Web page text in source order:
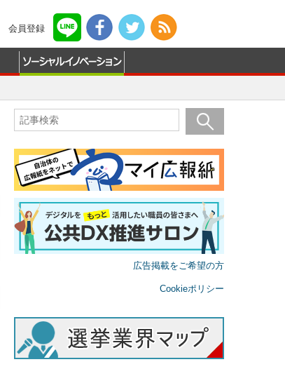
会員登録
広告掲載をご希望の方
Cookieポリシー